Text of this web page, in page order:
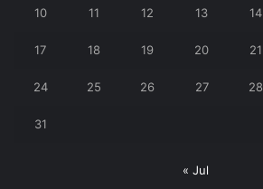
10 11 12 13 14
17 18 19 20 21
24 25 26 27 28
31
« Jul